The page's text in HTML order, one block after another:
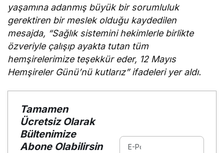
yaşamına adanmış büyük bir sorumluluk
gerektiren bir meslek olduğu kaydedilen
mesajda, “Sağlık sistemini hekimlerle birlikte
özveriyle çalışıp ayakta tutan tüm
hemşirelerimize teşekkür eder, 12 Mayıs
Hemşireler Günü’nü kutlarız” ifadeleri yer aldı.
Tamamen
Ücretsiz Olarak
Bültenimize
Abone Olabilirsin